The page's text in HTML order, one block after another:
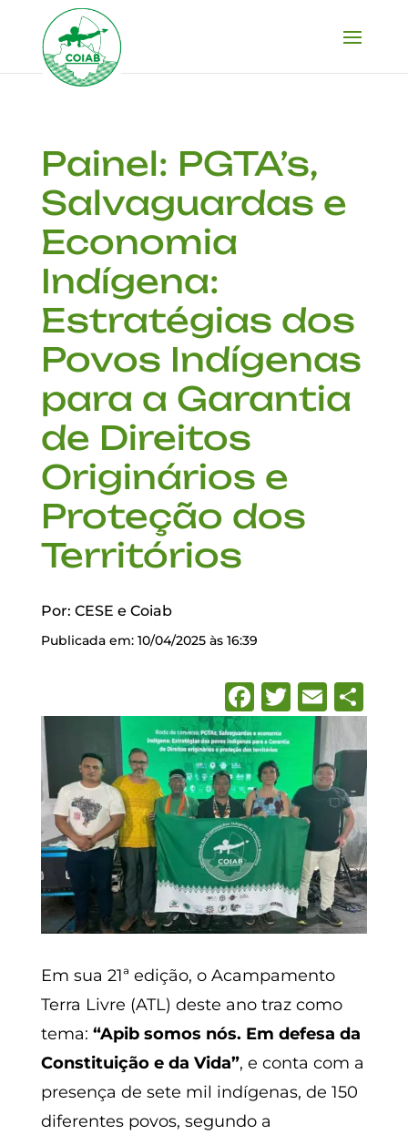
Painel: PGTA’s,
Salvaguardas e
Economia
Indígena:
Estratégias dos
Povos Indígenas
para a Garantia
de Direitos
Originários e
Proteção dos
Territórios
Por: CESE e Coiab
Publicada em: 10/04/2025 às 16:39
Facebook
Twitter
Em sua 21ª edição, o Acampamento
Terra Livre (ATL) deste ano traz como
tema: “Apib somos nós. Em defesa da
Constituição e da Vida”, e conta com a
presença de sete mil indígenas, de 150
diferentes povos, segundo a